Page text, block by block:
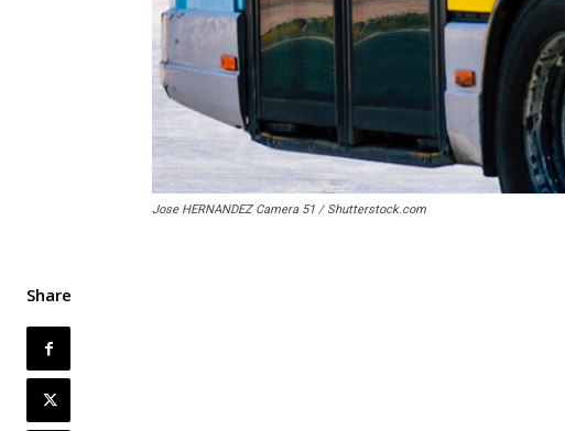
Jose HERNANDEZ Camera 51 / Shutterstock.com
Share